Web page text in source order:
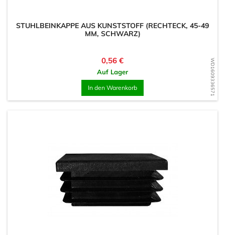
WD1609336571
STUHLBEINKAPPE AUS KUNSTSTOFF (RECHTECK, 45-49
MM, SCHWARZ)
Preis
0,56 €
Auf Lager
In den Warenkorb